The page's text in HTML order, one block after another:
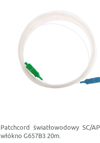
Patchcord światłowodowy SC/
włókno G657B3 20m.